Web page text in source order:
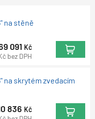
na stěně
091 Kč
bez DPH
na skrytém zvedacím
836 Kč